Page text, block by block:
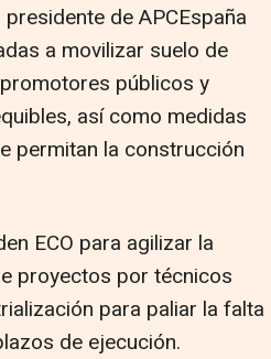
de APCEspaña
a movilizar suelo de
públicos y
así como medidas
permitan la construcción
ECO para agilizar la
proyectos por técnicos
para paliar la falta
de ejecución.